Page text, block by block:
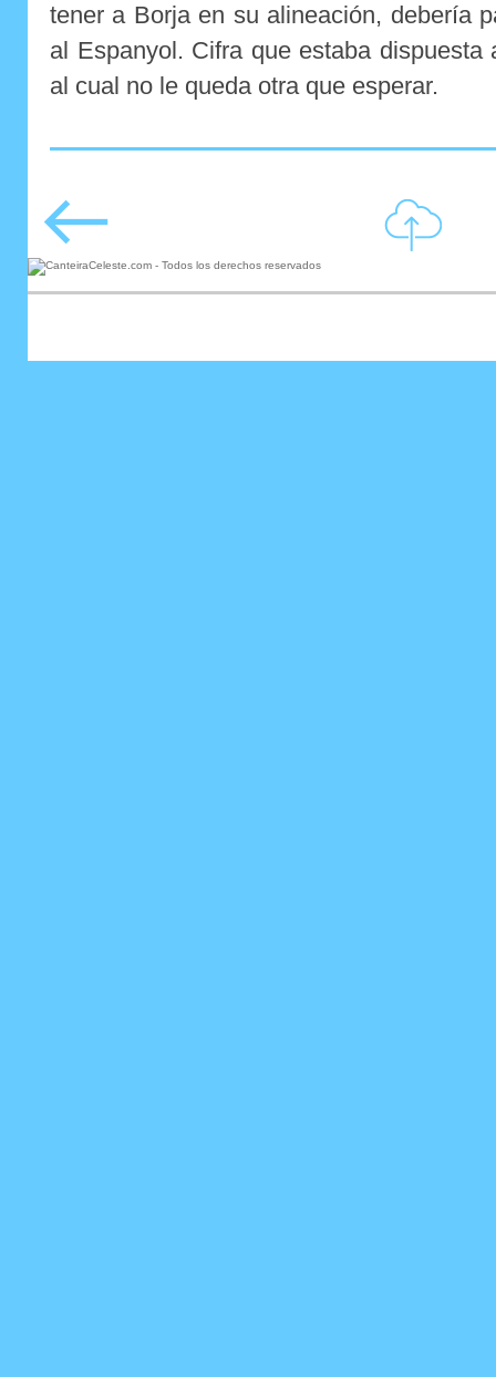
tener a Borja en su alineación, debería
al Espanyol. Cifra que estaba dispuesta
al cual no le queda otra que esperar.